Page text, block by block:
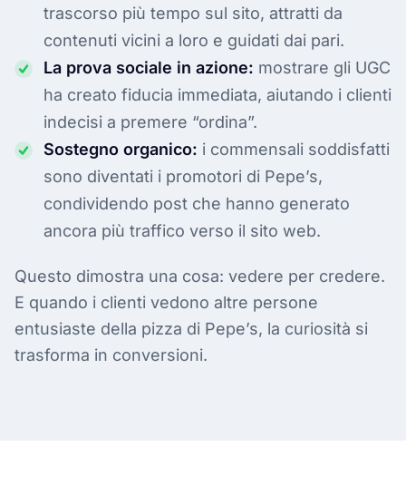
trascorso più tempo sul sito, attratti da
contenuti vicini a loro e guidati dai pari.
La prova sociale in azione: mostrare gli UGC
ha creato fiducia immediata, aiutando i clienti
indecisi a premere “ordina”.
Sostegno organico: i commensali soddisfatti
sono diventati i promotori di Pepe’s,
condividendo post che hanno generato
ancora più traffico verso il sito web.
Questo dimostra una cosa: vedere per credere.
E quando i clienti vedono altre persone
entusiaste della pizza di Pepe’s, la curiosità si
trasforma in conversioni.